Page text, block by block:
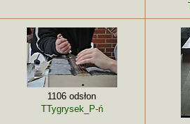
1106 odsłon
TTygrysek_P-ń